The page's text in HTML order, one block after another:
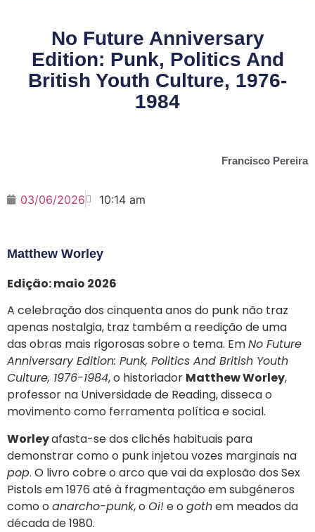
No Future Anniversary
Edition: Punk, Politics And
British Youth Culture, 1976-
1984
Francisco Pereira
03/06/2026 10:14 am
Matthew Worley
Edição: maio 2026
A celebração dos cinquenta anos do punk não traz
apenas nostalgia, traz também a reedição de uma
das obras mais rigorosas sobre o tema. EmNo Future
Anniversary Edition: Punk, Politics And British Youth
Culture, 1976-1984, o historiador Matthew Worley,
professor na Universidade de Reading, disseca o
movimento como ferramenta política e social.
Worleyafasta-se dos clichés habituais para
demonstrar como o punk injetou vozes marginais na
pop. O livro cobre o arco que vai da explosão dos Sex
Pistols em 1976 até à fragmentação em subgéneros
como o anarcho-punk, o Oi!e o gothem meados da
década de 1980.